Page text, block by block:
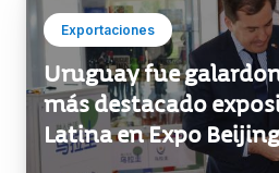
Institucional